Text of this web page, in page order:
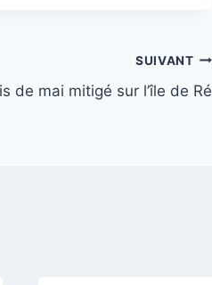
SUIVANT
de mai mitigé sur l’île de Ré